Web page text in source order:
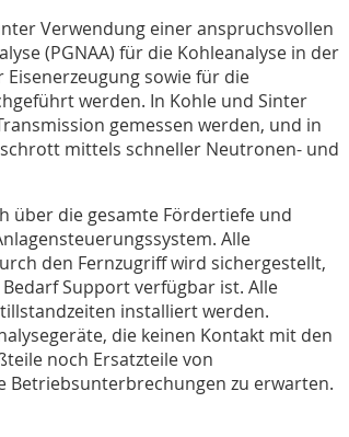
Verwendung einer anspruchsvollen
(PGNAA) für die Kohleanalyse in der
sowie für die
werden. In Kohle und Sinter
gemessen werden, und in
mittels schneller Neutronen- und
über die gesamte Fördertiefe und
Alle
den Fernzugriff wird sichergestellt,
Support verfügbar ist. Alle
installiert werden.
die keinen Kontakt mit den
noch Ersatzteile von
Betriebsunterbrechungen zu erwarten.